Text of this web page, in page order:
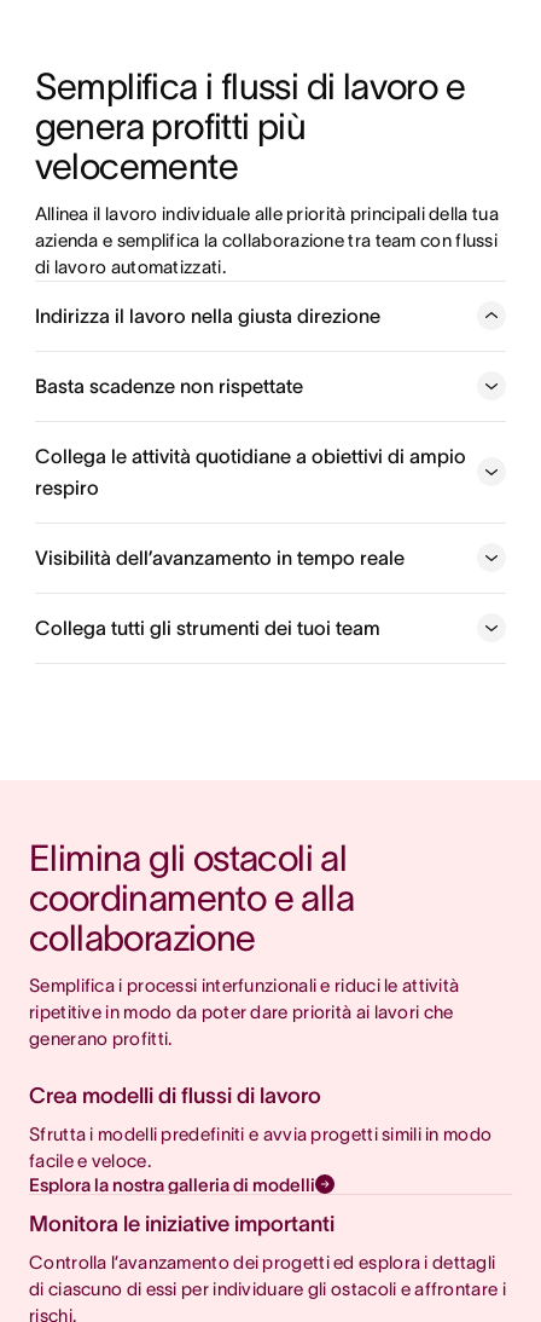
Semplifica i flussi di lavoro e
genera profitti più
velocemente
Allinea il lavoro individuale alle priorità principali della tua
azienda e semplifica la collaborazione tra team con flussi
di lavoro automatizzati.
Indirizza il lavoro nella giusta direzione
Riprendi il controllo sul tuo lavoro automatizzando i
processi inefficienti e coordinando senza problemi le
Crea flussi di lavoro migliori
Basta scadenze non rispettate
Ottieni una visione d’insieme
Collega le attività quotidiane a obiettivi di ampio
respiro
Visibilità dell’avanzamento in tempo reale
Collega tutti gli strumenti dei tuoi team
Elimina gli ostacoli al
coordinamento e alla
collaborazione
Semplifica i processi interfunzionali e riduci le attività
ripetitive in modo da poter dare priorità ai lavori che
generano profitti.
Crea modelli di flussi di lavoro
Sfrutta i modelli predefiniti e avvia progetti simili in modo
facile e veloce.
Esplora la nostra galleria di modelli
Monitora le iniziative importanti
Controlla l’avanzamento dei progetti ed esplora i dettagli
di ciascuno di essi per individuare gli ostacoli e affrontare i
rischi.